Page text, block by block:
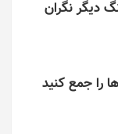
دیگر نگران